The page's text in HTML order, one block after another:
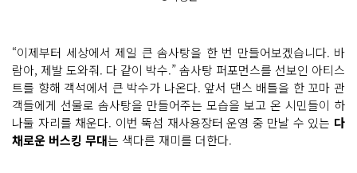
“이제부터 세상에서 제일 큰 솜사탕을 한 번 만들어보겠습니다. 바
람아, 제발 도와줘. 다 같이 박수.” 솜사탕 퍼포먼스를 선보인 아티스
트를 향해 객석에서 큰 박수가 나온다. 앞서 댄스 배틀을 한 꼬마 관
객들에게 선물로 솜사탕을 만들어주는 모습을 보고 온 시민들이 하
나둘 자리를 채운다. 이번 뚝섬 재사용장터 운영 중 만날 수 있는 다
채로운 버스킹 무대는 색다른 재미를 더한다.